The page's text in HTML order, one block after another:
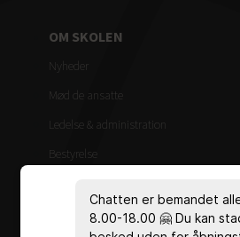
OM SKOLEN
Nyheder
Mød de ansatte
Ledelse & administration
Bestyrelse
Målsætning
Chatten er bemandet
8.00-18.00 🤗 Du kan